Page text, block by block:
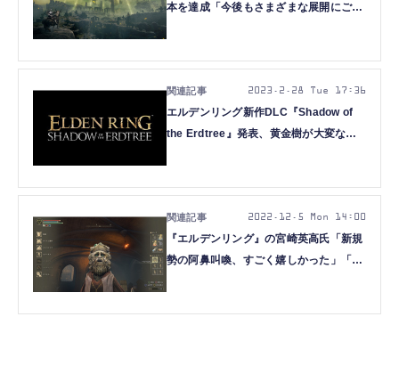
本を達成「今後もさまざまな展開にご期
エルデンリング新作DLC『Shadow of
the Erdtree』発表、黄金樹が大変なこ
2023.2.28 Tue 17:36
『エルデンリング』の宮崎英高氏「新規
勢の阿鼻叫喚、すごく嬉しかった」「作
2022.12.5 Mon 14:00